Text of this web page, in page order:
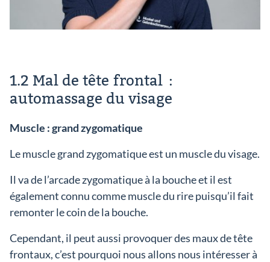
1.2 Mal de tête frontal :
automassage du visage
Muscle : grand zygomatique
Le muscle grand zygomatique est un muscle du visage.
Il va de l’arcade zygomatique à la bouche et il est
également connu comme muscle du rire puisqu’il fait
remonter le coin de la bouche.
Cependant, il peut aussi provoquer des maux de tête
frontaux, c’est pourquoi nous allons nous intéresser à